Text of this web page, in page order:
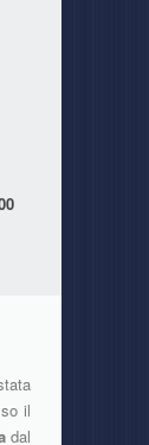
il
dal